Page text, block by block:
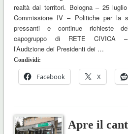
realtà dai territori. Bologna – 25
Commissione IV – Politiche per la
pressanti e continue richieste
capogruppo di RETE CIVICA
l’Audizione dei Presidenti dei …
Condividi:
Facebook X
Apre il